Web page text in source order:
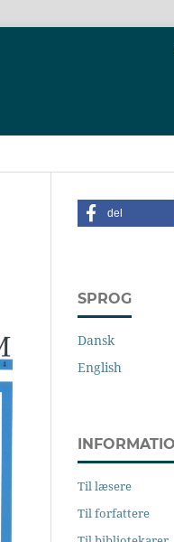
del
SPROG
Dansk
English
Til læsere
Til forfattere